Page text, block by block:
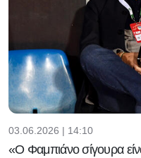
03.06.2026 | 14:10
«Ο Φαμπιάνο σίγουρα